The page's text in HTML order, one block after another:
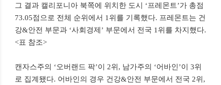
그 결과 캘리포니아 북쪽에 위치한 도시 ‘프레몬트’가 총점
73.05점으로 전체 순위에서 1위를 기록했다. 프레몬트는 건
강&안전 부문과 ‘사회경제’ 부문에서 전국 1위를 차지했다.
<표 참조>
캔자스주의 ‘오버랜드 팍’이 2위, 남가주의 ‘어바인’이 3위
로 집계됐다. 어바인의 경우 건강&안전 부문에서 전국 2위,